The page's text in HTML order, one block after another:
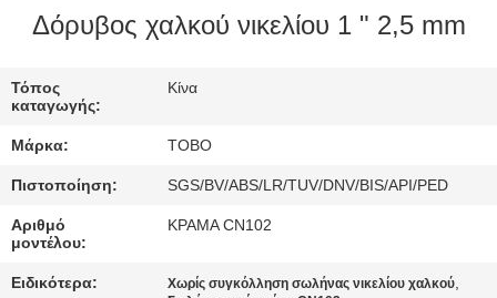
ΠΟΙΟΤΙΚΌΣ
ΈΛΕΓΧΟΣ
ΜΑΣ
ΕΛΆΤΕ
ΣΕ
Δόρυβος χαλκού νικελίου 1 " 2,5 mm
Τόπος
καταγωγής:
Κίνα
Μάρκα: TOBO
Πιστοποίηση: SGS/BV/ABS/LR/TUV/DNV/BIS/API/PED
Αριθμό
μοντέλου:
ΚΡΑΜΑ CN102
Ειδικότερα: Χωρίς συγκόλληση σωλήνας νικελίου χαλκού,